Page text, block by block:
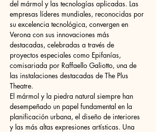
del mármol y las tecnologías aplicadas. Las
empresas líderes mundiales, reconocidas por
su excelencia tecnológica, convergen en
Verona con sus innovaciones más
destacadas, celebradas a través de
proyectos especiales como Epifanías,
comisariada por Raffaello Galiotto, una de
las instalaciones destacadas de The Plus
Theatre.
El mármol y la piedra natural siempre han
desempeñado un papel fundamental en la
planificación urbana, el diseño de interiores
y las más altas expresiones artísticas. Una